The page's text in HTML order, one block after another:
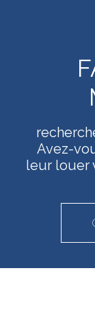
Avez-
leur louer